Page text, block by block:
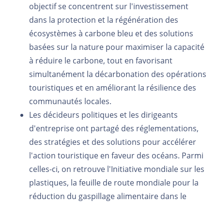
objectif se concentrent sur l'investissement
dans la protection et la régénération des
écosystèmes à carbone bleu et des solutions
basées sur la nature pour maximiser la capacité
à réduire le carbone, tout en favorisant
simultanément la décarbonation des opérations
touristiques et en améliorant la résilience des
communautés locales.
Les décideurs politiques et les dirigeants
d'entreprise ont partagé des réglementations,
des stratégies et des solutions pour accélérer
l'action touristique en faveur des océans. Parmi
celles-ci, on retrouve l'Initiative mondiale sur les
plastiques, la feuille de route mondiale pour la
réduction du gaspillage alimentaire dans le